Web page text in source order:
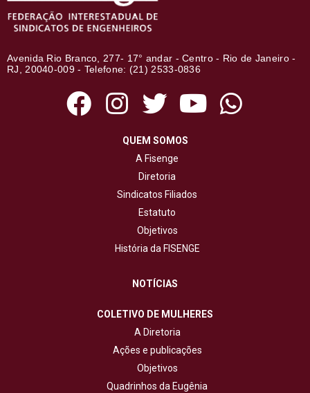
Avenida Rio Branco, 277- 17° andar - Centro - Rio de Janeiro -
RJ, 20040-009 - Telefone: (21) 2533-0836
QUEM SOMOS
A Fisenge
Diretoria
Sindicatos Filiados
Estatuto
Objetivos
História da FISENGE
NOTÍCIAS
COLETIVO DE MULHERES
A Diretoria
Ações e publicações
Objetivos
Quadrinhos da Eugênia